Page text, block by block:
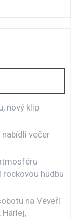
nový klip
večer
hudbu
na Veveří
Harlej,